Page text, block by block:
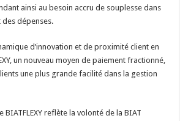
ainsi au besoin accru de souplesse dans
des dépenses.
d’innovation et de proximité client en
un nouveau moyen de paiement fractionné,
une plus grande facilité dans la gestion
BIATFLEXY reflète la volonté de la BIAT